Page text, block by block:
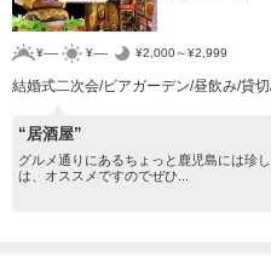
¥---- ¥---- ¥2,000～¥2,999
結婚式二次会/ビアガーデン/昼飲み/貸
“居酒屋”
グルメ通りにあるちょっと鹿児島には珍
は、オススメですのでぜひ...